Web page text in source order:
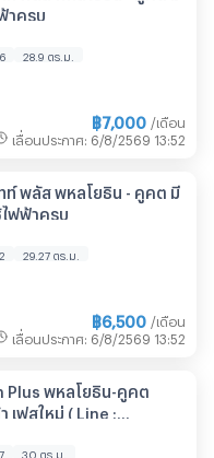
าครบ
28.9 ตร.ม.
฿7,000 /เดือน
เลื่อนประกาศ : 6/8/2569 13:52
ทท์ พลัส พหลโยธิน - คูคต มี
ไฟฟ้าครบ
29.27 ตร.ม.
฿6,500 /เดือน
เลื่อนประกาศ : 6/8/2569 13:52
Plus พหลโยธิน-คูคต
เฟสใหม่ ( Line :
30 ตร.ม.